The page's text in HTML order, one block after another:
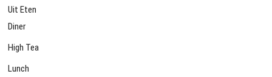
Uit Eten
Diner
High Tea
Lunch